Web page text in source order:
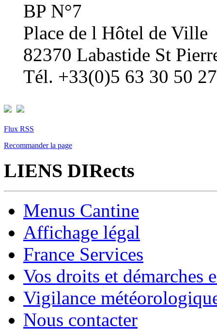
BP N°7
Place de l Hôtel de Ville
82370 Labastide St
Tél. +33(0)5 63 30 50 27
Flux RSS
Recommander la page
LIENS DIRects
Menus Cantine
Affichage légal
France Services
Vos droits et démarches
Vigilance
Nous contacter